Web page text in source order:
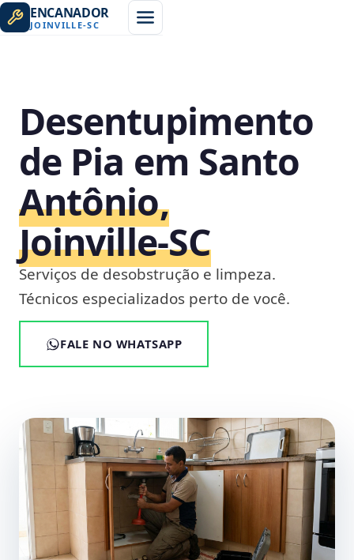
ENCANADOR
JOINVILLE-SC
Desentupimento
de Pia em Santo
Antônio,
Joinville‑SC
Serviços de desobstrução e limpeza.
Técnicos especializados perto de você.
FALE NO WHATSAPP